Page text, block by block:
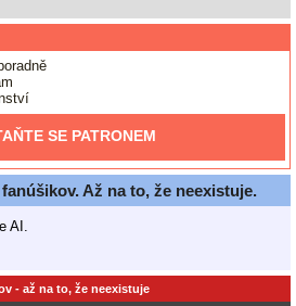
SE PATRONEM
Až na to, že neexistuje.
AI.
- až na to, že neexistuje